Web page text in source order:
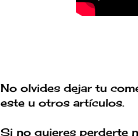
No olvides dejar tu
este u otros artículos.
Si no quieres perderte